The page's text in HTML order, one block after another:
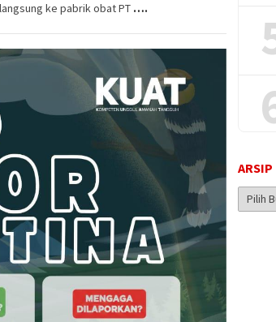
ke pabrik obat PT ….
Arsip
Berita